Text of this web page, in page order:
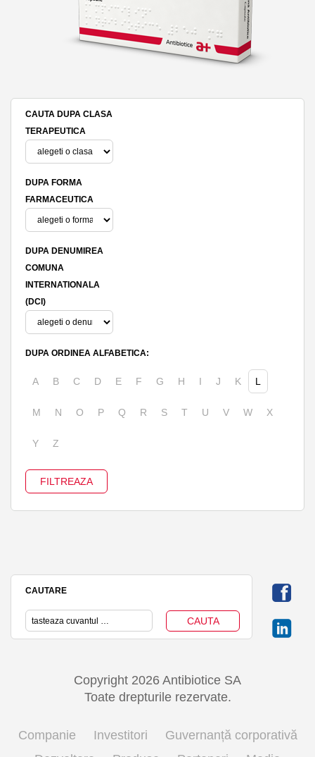
CAUTA DUPA CLASA
TERAPEUTICA
DUPA FORMA
FARMACEUTICA
DUPA DENUMIREA
COMUNA
INTERNATIONALA
(DCI)
DUPA ORDINEA ALFABETICA:
A B C D E F G H I J K L
M N O P Q R S T U V W X
Y Z
CAUTARE
Copyright 2026 Antibiotice SA
Toate drepturile rezervate.
Companie Investitori
Guvernanță corporativă